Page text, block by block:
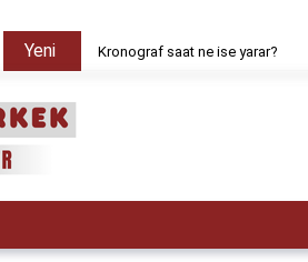
Yeni Kronograf saat ne ise yarar?